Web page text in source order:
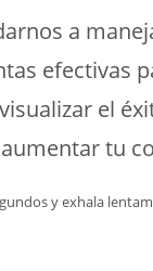
a
efectivas
el
tu
y exhala